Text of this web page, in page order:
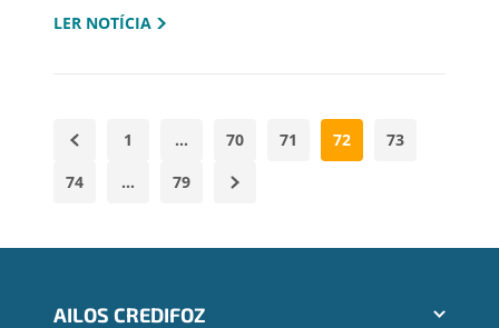
LER NOTÍCIA
1 … 70 71 72
73
74
… 79
AILOS CREDIFOZ